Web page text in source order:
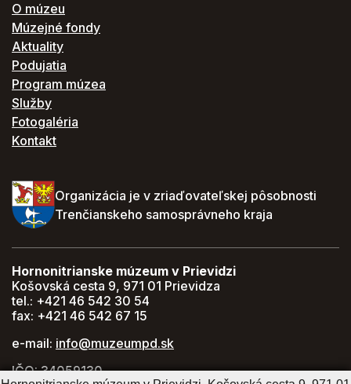
O múzeu
Múzejné fondy
Aktuality
Podujatia
Program múzea
Služby
Fotogaléria
Kontakt
Organizácia je v zriaďovateľskej pôsobnosti
Trenčianskeho samosprávneho kraja
Hornonitrianske múzeum v Prievidzi
Košovská cesta 9, 971 01 Prievidza
tel.: +421 46 542 30 54
fax: +421 46 542 67 15
e-mail: info@muzeumpd.sk
IČO: 34059130